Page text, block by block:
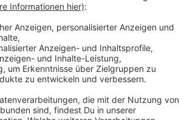
Tiere erkennt man vor allem daran,
und ihre Scheu verlieren.
Stadt weitere Infos.
aus Leverkusen